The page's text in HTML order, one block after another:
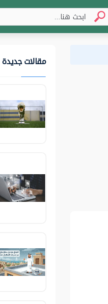
مقالات جديدة